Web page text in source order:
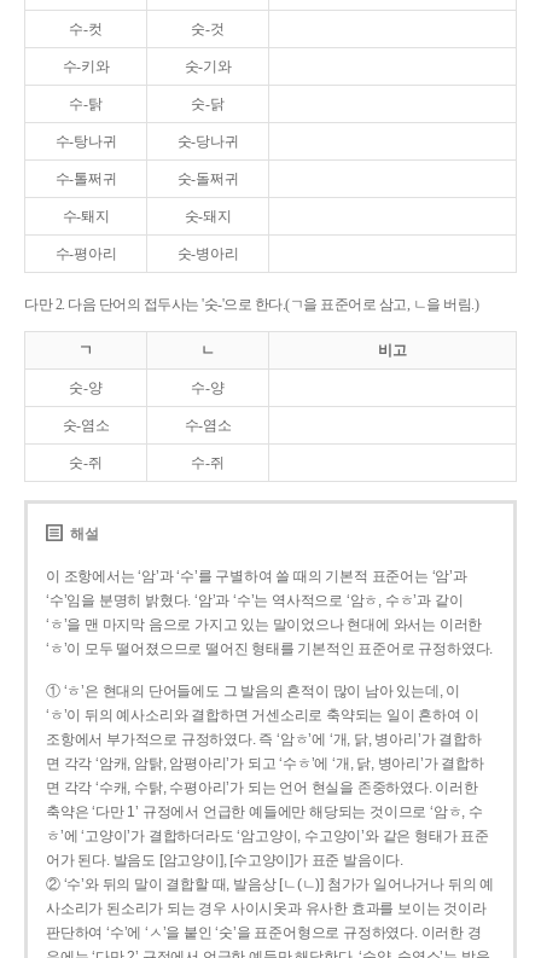
수-컷 숫-것
수-키와 숫-기와
수-탉 숫-닭
수-탕나귀 숫-당나귀
수-톨쩌귀 숫-돌쩌귀
수-퇘지 숫-돼지
수-평아리 숫-병아리
다만 2. 다음 단어의 접두사는 '숫-'으로 한다.(ㄱ을 표준어로 삼고, ㄴ을 버림.)
ㄱ ㄴ 비고
숫-양 수-양
숫-염소 수-염소
숫-쥐 수-쥐
해설
이 조항에서는 ‘암’과 ‘수’를 구별하여 쓸 때의 기본적 표준어는 ‘암’과
‘수’임을 분명히 밝혔다. ‘암’과 ‘수’는 역사적으로 ‘암ㅎ, 수ㅎ’과 같이
‘ㅎ’을 맨 마지막 음으로 가지고 있는 말이었으나 현대에 와서는 이러한
‘ㅎ’이 모두 떨어졌으므로 떨어진 형태를 기본적인 표준어로 규정하였다.
① ‘ㅎ’은 현대의 단어들에도 그 발음의 흔적이 많이 남아 있는데, 이
‘ㅎ’이 뒤의 예사소리와 결합하면 거센소리로 축약되는 일이 흔하여 이
조항에서 부가적으로 규정하였다. 즉 ‘암ㅎ’에 ‘개, 닭, 병아리’가 결합하
면 각각 ‘암캐, 암탉, 암평아리’가 되고 ‘수ㅎ’에 ‘개, 닭, 병아리’가 결합하
면 각각 ‘수캐, 수탉, 수평아리’가 되는 언어 현실을 존중하였다. 이러한
축약은 ‘다만 1’ 규정에서 언급한 예들에만 해당되는 것이므로 ‘암ㅎ, 수
ㅎ’에 ‘고양이’가 결합하더라도 ‘암고양이, 수고양이’와 같은 형태가 표준
어가 된다. 발음도 [암고양이], [수고양이]가 표준 발음이다.
② ‘수’와 뒤의 말이 결합할 때, 발음상 [ㄴ(ㄴ)] 첨가가 일어나거나 뒤의 예
사소리가 된소리가 되는 경우 사이시옷과 유사한 효과를 보이는 것이라
판단하여 ‘수’에 ‘ㅅ’을 붙인 ‘숫’을 표준어형으로 규정하였다. 이러한 경